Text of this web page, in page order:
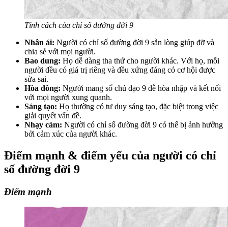
Tính cách của chỉ số đường đời 9
Nhân ái: Người có chỉ số đường đời 9 sẵn lòng giúp đỡ và
chia sẻ với mọi người.
Bao dung: Họ dễ dàng tha thứ cho người khác. Với họ, mỗi
người đều có giá trị riêng và đều xứng đáng có cơ hội được
sửa sai.
Hòa đồng: Người mang số chủ đạo 9 dễ hòa nhập và kết nối
với mọi người xung quanh.
Sáng tạo: Họ thường có tư duy sáng tạo, đặc biệt trong việc
giải quyết vấn đề.
Nhạy cảm: Người có chỉ số đường đời 9 có thể bị ảnh hưởng
bởi cảm xúc của người khác.
Điểm mạnh & điểm yếu của người có chỉ
số đường đời 9
Điểm mạnh